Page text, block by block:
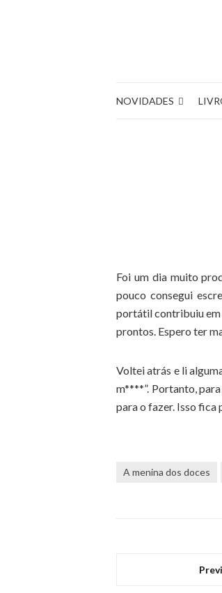
NOVIDADES
Foi um dia muito
pouco consegui
portátil contribuiu em
prontos. Espero ter
Voltei atrás e li
m****”. Portanto,
para o fazer. Isso fica
A menina dos doces